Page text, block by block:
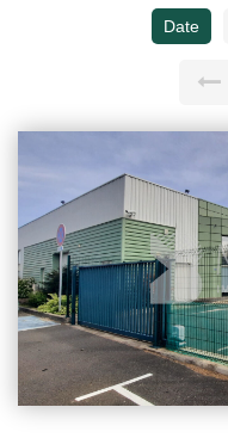
Date